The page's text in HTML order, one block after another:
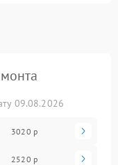
09.08.2026
3020 р
2520 р